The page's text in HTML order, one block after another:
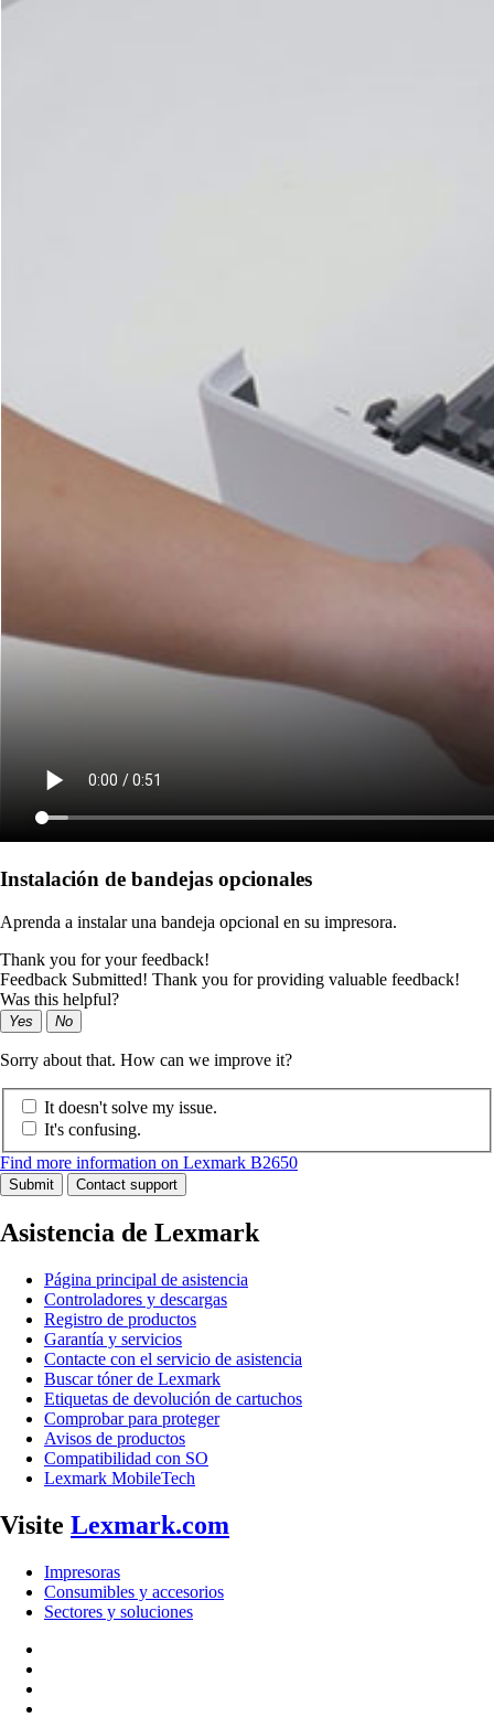
Instalación de bandejas opcionales
Aprenda a instalar una bandeja opcional en su impresora.
Thank you for your feedback!
Feedback Submitted! Thank you for providing valuable feedback!
Was this helpful?
Yes No
Sorry about that. How can we improve it?
It doesn't solve my issue.
It's confusing.
Find more information on Lexmark B2650
Submit Contact support
Asistencia de Lexmark
Página principal de asistencia
Controladores y descargas
Registro de productos
Garantía y servicios
Contacte con el servicio de asistencia
Buscar tóner de Lexmark
Etiquetas de devolución de cartuchos
Comprobar para proteger
Avisos de productos
Compatibilidad con SO
Lexmark MobileTech
Visite Lexmark.com
Impresoras
Consumibles y accesorios
Sectores y soluciones